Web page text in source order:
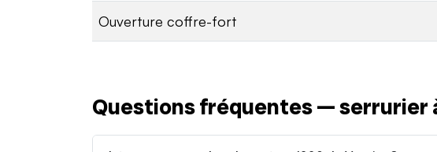
Ouverture coffre-fort
Questions fréquentes — serrurier